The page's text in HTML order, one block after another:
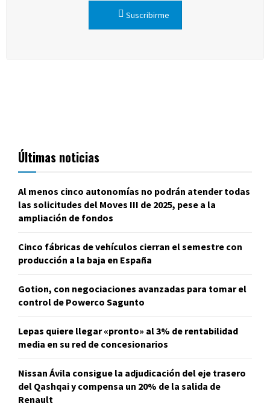
Suscribirme
Últimas noticias
Al menos cinco autonomías no podrán atender todas
las solicitudes del Moves III de 2025, pese a la
ampliación de fondos
Cinco fábricas de vehículos cierran el semestre con
producción a la baja en España
Gotion, con negociaciones avanzadas para tomar el
control de Powerco Sagunto
Lepas quiere llegar «pronto» al 3% de rentabilidad
media en su red de concesionarios
Nissan Ávila consigue la adjudicación del eje trasero
del Qashqai y compensa un 20% de la salida de
Renault